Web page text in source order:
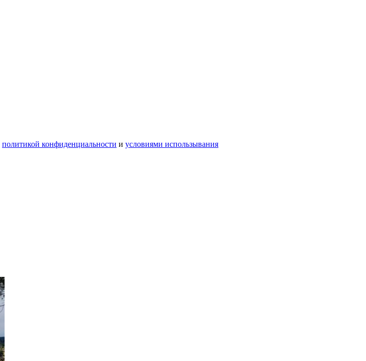
политикой конфиденциальности и условиями использывания